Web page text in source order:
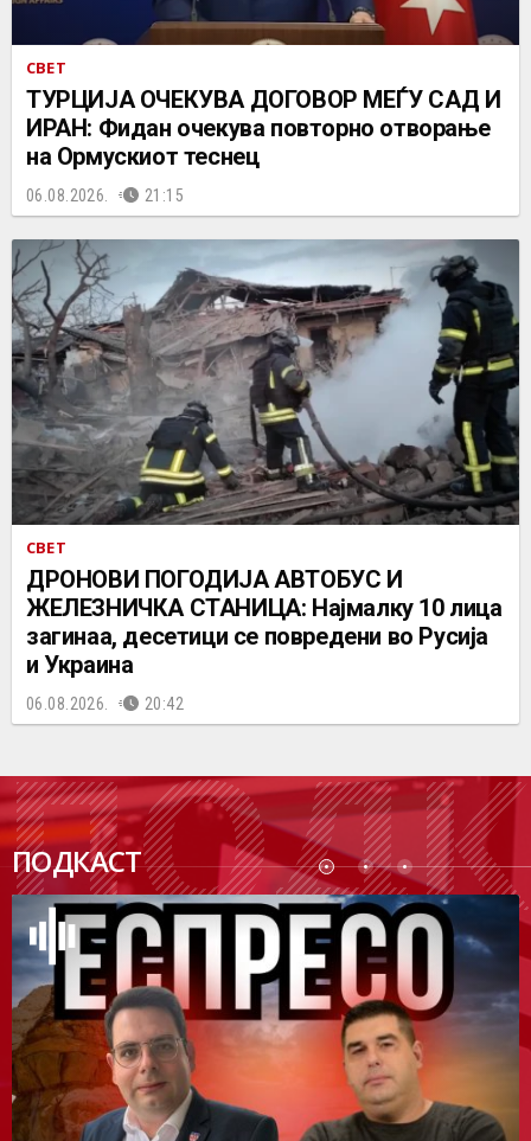
СВЕТ
ТУРЦИЈА ОЧЕКУВА ДОГОВОР МЕЃУ САД И
ИРАН: Фидан очекува повторно отворање
на Ормускиот теснец
06.08.2026. 21:15
СВЕТ
ДРОНОВИ ПОГОДИЈА АВТОБУС И
ЖЕЛЕЗНИЧКА СТАНИЦА: Најмалку 10 лица
загинаа, десетици се повредени во Русија
и Украина
06.08.2026. 20:42
ПОДКАСТ
ПОДК
АСТ